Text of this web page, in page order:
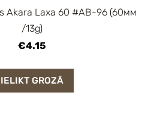
Akara Laxa 60 #AB-96 (60мм
/13g)
€4.15
IELIKT GROZĀ